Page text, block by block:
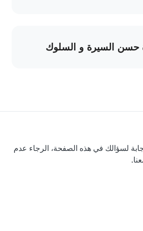
حسن السيرة و السلوك
لسؤالك في هذه الصفحة، الرجاء عدم